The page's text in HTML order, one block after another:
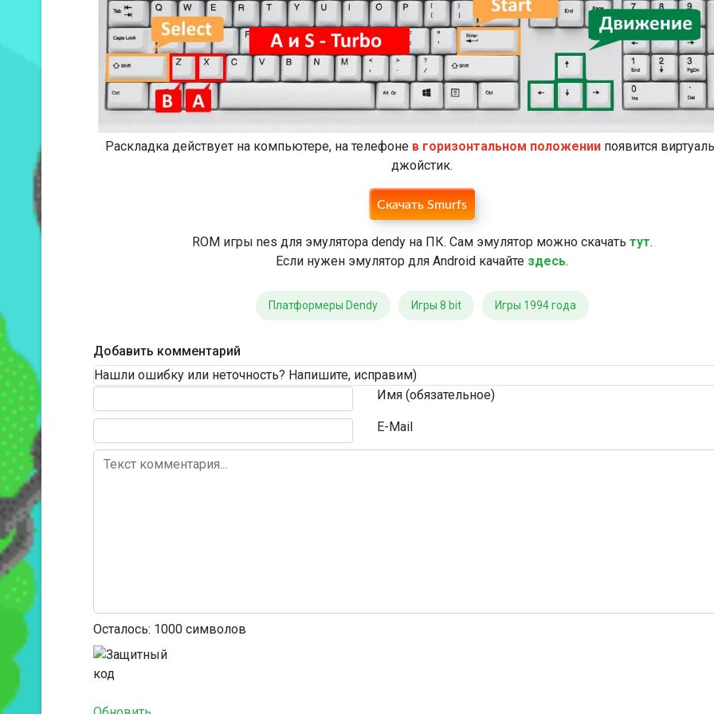
Раскладка действует на компьютере, на телефоне в горизонтальном положениипоявится
джойстик.
Скачать Smurfs
ROM игры nes для эмулятора dendy на ПК. Сам эмулятор можно скачать тут.
Если нужен эмулятор для Android качайте здесь.
Платформеры Dendy Игры 8 bit Игры 1994 года
Добавить комментарий
Нашли ошибку или неточность? Напишите, исправим)
Имя (обязательное)
E-Mail
Текст комментария
Осталось: 1000 символов